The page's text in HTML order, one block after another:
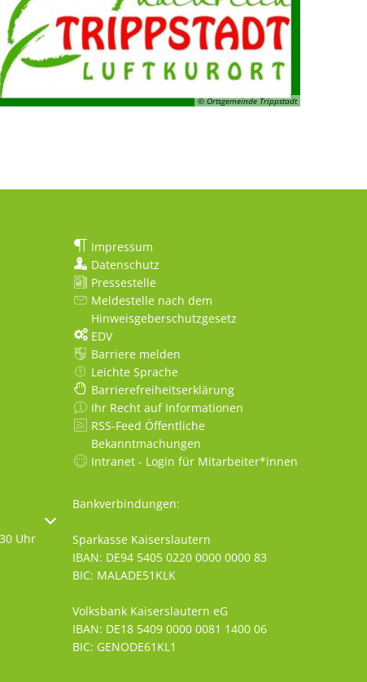
© Ortsgemeinde Trippstadt
Schließzeiten auszublenden
Uhr
Impressum
Datenschutz
Pressestelle
Meldestelle nach dem
Hinweisgeberschutzgesetz
EDV
Barriere melden
Leichte Sprache
Barrierefreiheitserklärung
Ihr Recht auf Informationen
RSS-Feed Öffentliche
Bekanntmachungen
Intranet - Login für Mitarbeiter*innen
Bankverbindungen:
Sparkasse Kaiserslautern
IBAN: DE94 5405 0220 0000 0000 83
BIC: MALADE51KLK
Volksbank Kaiserslautern eG
IBAN: DE18 5409 0000 0081 1400 06
BIC: GENODE61KL1